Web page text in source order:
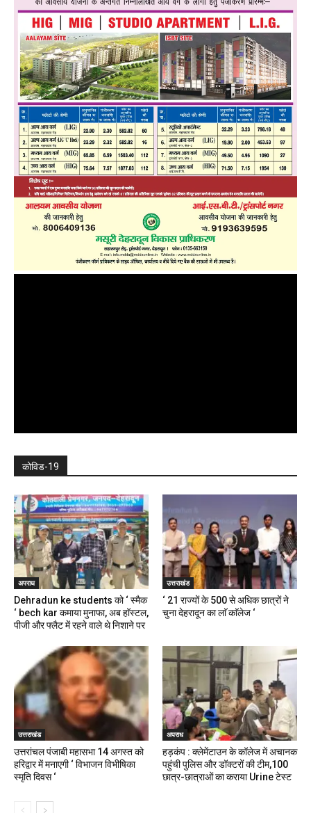
कोविड-19
अपराध
Dehradun ke students को ‘ स्मैक
‘ bech kar कमाया मुनाफा, अब हॉस्टल,
पीजी और फ्लैट में रहने वाले थे निशाने पर
उत्तराखंड
‘ 21 राज्यों के 500 से अधिक छात्रों ने
चुना देहरादून का लाॅ काॅलेज ‘
उत्तराखंड
उत्तरांचल पंजाबी महासभा 14 अगस्त को
हरिद्वार में मनाएगी ‘ विभाजन विभीषिका
स्मृति दिवस ‘
अपराध
हड़कंप : क्लेमेंटाउन के कॉलेज में अचानक
पहुंची पुलिस और डॉक्टरों की टीम,100
छात्र-छात्राओं का कराया Urine टेस्ट